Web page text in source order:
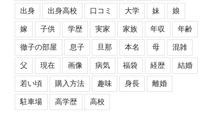
出身 出身高校 口コミ 大学 妹 娘
嫁 子供 学歴 実家 家族 年収 年齢
徹子の部屋 息子 旦那 本名 母 混雑
父 現在 画像 病気 福袋 経歴 結婚
若い頃 購入方法 趣味 身長 離婚
駐車場 高学歴 高校